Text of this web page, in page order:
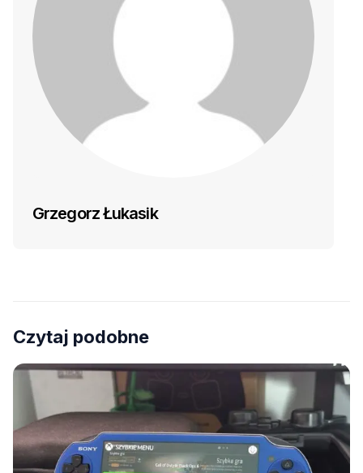
Grzegorz Łukasik
Czytaj podobne